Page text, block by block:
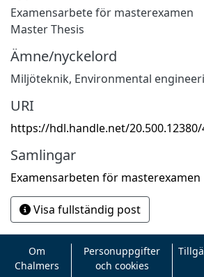
Examensarbete för masterexamen
Master Thesis
Ämne/nyckelord
Miljöteknik, Environmental
URI
https://hdl.handle.net/20.500.12380/
Samlingar
Examensarbeten för masterexamen
Visa fullständig post
Om
Chalmers
Personuppgifter
och cookies